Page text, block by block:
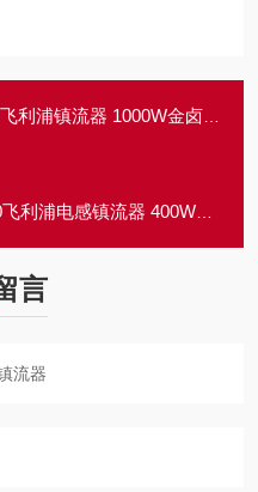
镇流器 1000W金卤镇 电感镇流器
浦电感镇流器 400W金卤镇
言